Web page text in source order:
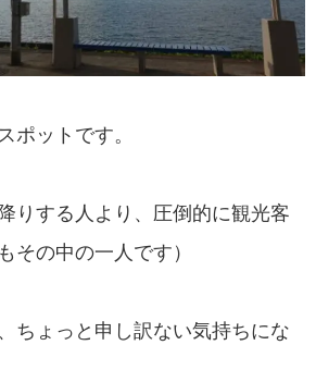
ポットです。
りする人より、圧倒的に観光客
その中の一人です）
ちょっと申し訳ない気持ちにな